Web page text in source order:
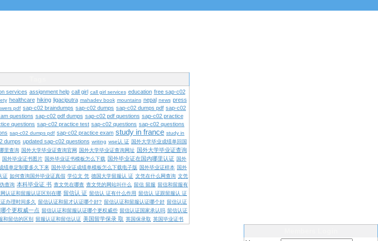
services assignment help call girl call girl services education free sap-c02
healthcare hiking ligaciputra mahadev book mountains nepal news press
pdf sap-c02 braindumps sap-c02 dumps sap-c02 dumps pdf sap-c02
questions sap-c02 pdf dumps sap-c02 pdf questions sap-c02 practice
questions sap-c02 practice test sap-c02 questions sap-c02 questions
sap-c02 dumps pdf sap-c02 practice exam study in france study in
dumps updated sap-c02 questions writing wse认 证 国外大学毕业成绩单回国
里查询 国外大学毕业证查询官网 国外大学毕业证查询网址 国外大学毕业证查询
国外毕业证书图片 国外毕业证书模板怎么下载 国外毕业证在国内哪里认证 国外
绩单定制要多久下来 国外毕业证成绩单模板怎么下载电子版 国外毕业证样本 国外
证 如何查询国外毕业证真假 学位文 凭 德国大学留服认 证 文凭在什么网查询 文凭
查询 本科毕业证 书 查文凭在哪查 查文凭的网站叫什么 留信 留服 留信和留服有
认证和留服认证区别在哪 留信认 证 留信认 证有什么作用 留信认 证跟留服认 证
办理时间多久 留信认证和留才认证哪个好? 留信认证和留服认证哪个好 留信认证
个更权威一点 留信认证和留服认证哪个更权威些 留信认证国家承认吗 留信认证
和留信的区别 留服认证和留信认证 美国留学保录 取 英国保录取 英国毕业证书